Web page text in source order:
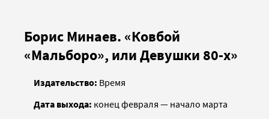
Борис Минаев. «Ковбой
«Мальборо», или Девушки 80-х»
Издательство: Время
Дата выхода: конец февраля — начало марта